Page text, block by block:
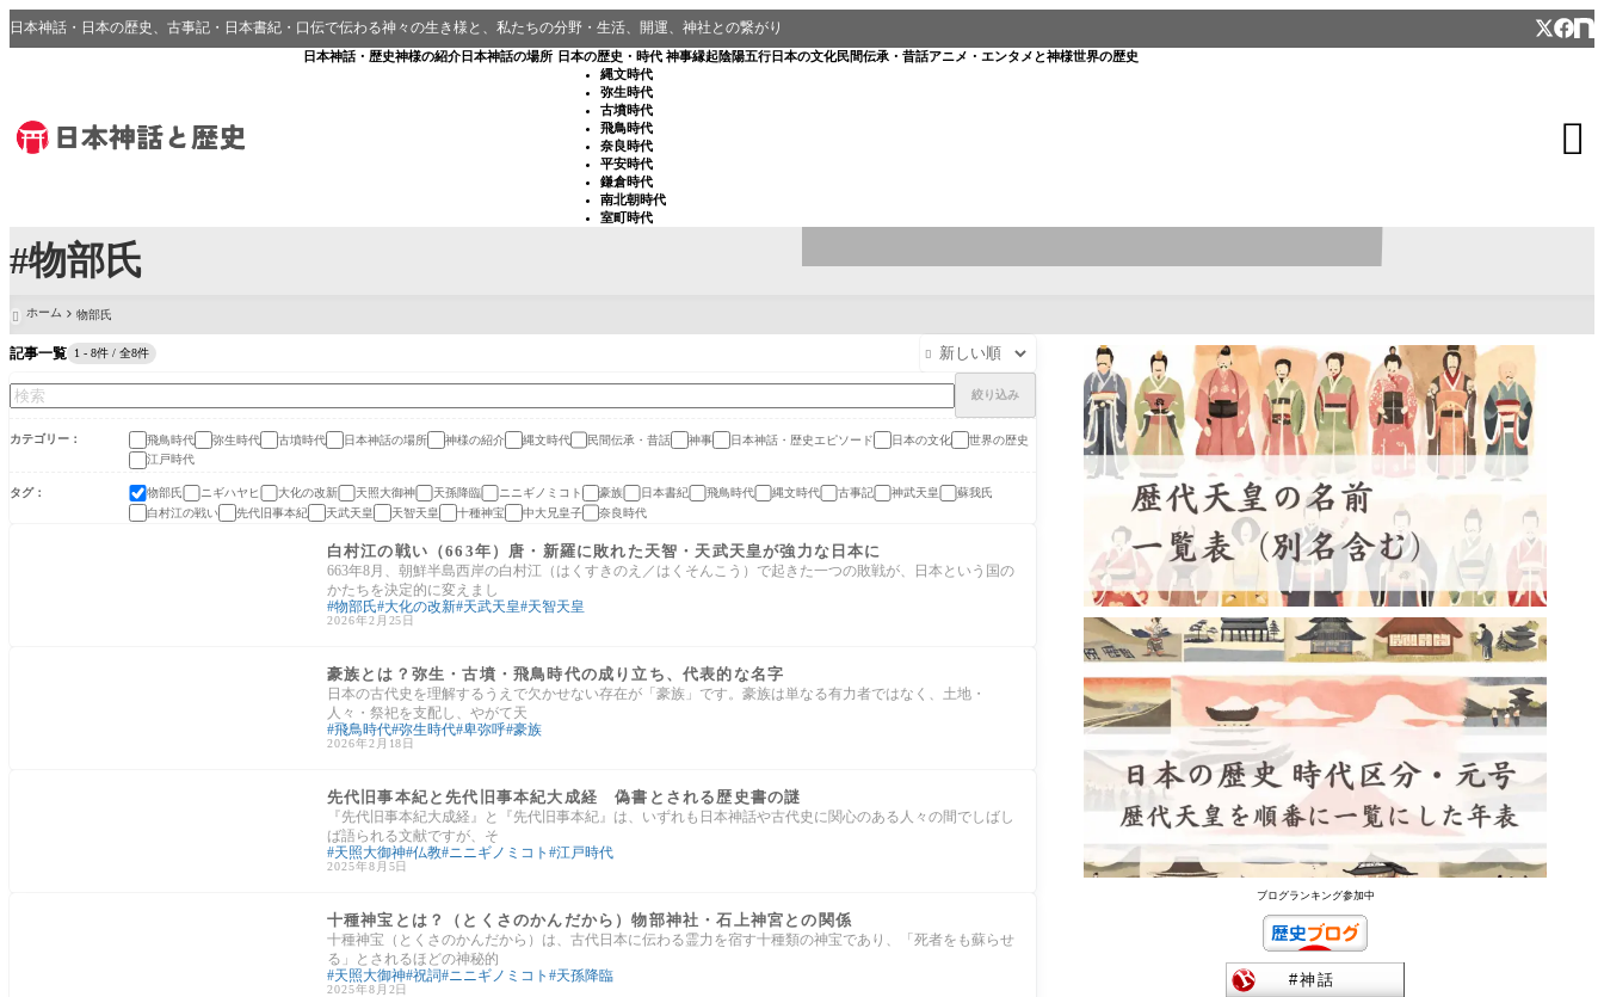
#物部氏
日本神話・日本の歴史、古事記・日本書紀・口伝で伝わる神々の生き様と、私たちの分野・生活、開運、神社との繋がり
日本神話・歴史神様の紹介 日本神話の場所 日本の歴史・時代
縄文時代
弥生時代
古墳時代
飛鳥時代
奈良時代
平安時代
鎌倉時代
南北朝時代
室町時代
神事縁起陰陽五行 日本の文化民間伝承・昔話アニメ・エンタメと神様世界の歴史

 ホーム 物部氏
記事一覧 1 - 8件 / 全8件 
絞り込み
カテゴリー 飛鳥時代 弥生時代 古墳時代 日本神話の場所 神様の紹介 縄文時代 民間伝承・昔話 神事 日本神話・歴史エピソード 日本の文化
世界の歴史
江戸時代
タグ 物部氏 ニギハヤヒ 大化の改新 天照大御神 天孫降臨 ニニギノミコト 豪族 日本書紀 飛鳥時代 縄文時代 古事記 神武天皇
蘇我氏
白村江の戦い
先代旧事本紀 天武天皇 天智天皇 十種神宝 中大兄皇子 奈良時代
飛鳥時代
白村江の戦い（663年）唐・新羅に敗れた天智・天武天皇が強力な日本に
663年8月、朝鮮半島西岸の白村江（はくすきのえ／はくそんこう）で起きた一つの敗戦が、日本という国の
かたちを決定的に変えまし
物部氏 大化の改新 天武天皇 天智天皇
2026年2月25日
豪族とは？弥生・古墳・飛鳥時代の成り立ち、代表的な名字
日本の古代史を理解するうえで欠かせない存在が「豪族」です。豪族は単なる有力者ではなく、土地・
人々・祭祀を支配し、やがて天
飛鳥時代 弥生時代 卑弥呼 豪族
2026年2月18日
先代旧事本紀と先代旧事本紀大成経 偽書とされる歴史書の謎
『先代旧事本紀大成経』と『先代旧事本紀』は、いずれも日本神話や古代史に関心のある人々の間でしばし
ば語られる文献ですが、そ
天照大御神 仏教 ニニギノミコト 江戸時代
2025年8月5日
十種神宝とは？（とくさのかんだから）物部神社・石上神宮との関係
十種神宝（とくさのかんだから）は、古代日本に伝わる霊力を宿す十種類の神宝であり、「死者をも蘇らせ
る」とされるほどの神秘的
天照大御神 祝詞 ニニギノミコト 天孫降臨
2025年8月2日
ブログランキング参加中